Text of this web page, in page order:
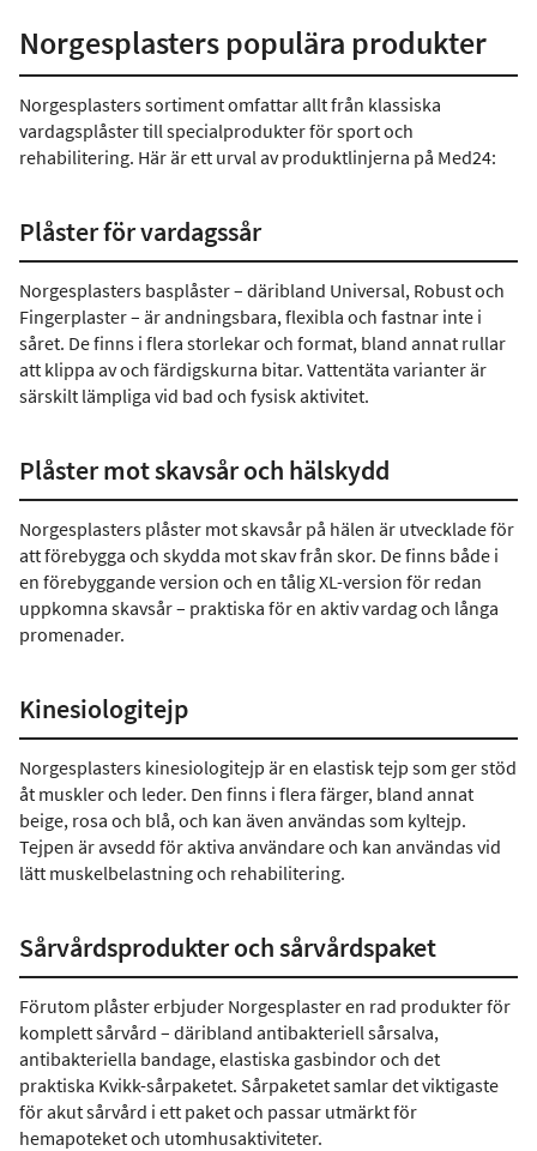
Norgesplasters populära produkter
Norgesplasters sortiment omfattar allt från klassiska
vardagsplåster till specialprodukter för sport och
rehabilitering. Här är ett urval av produktlinjerna på Med24:
Plåster för vardagssår
Norgesplasters basplåster – däribland Universal, Robust och
Fingerplaster – är andningsbara, flexibla och fastnar inte i
såret. De finns i flera storlekar och format, bland annat rullar
att klippa av och färdigskurna bitar. Vattentäta varianter är
särskilt lämpliga vid bad och fysisk aktivitet.
Plåster mot skavsår och hälskydd
Norgesplasters plåster mot skavsår på hälen är utvecklade för
att förebygga och skydda mot skav från skor. De finns både i
en förebyggande version och en tålig XL-version för redan
uppkomna skavsår – praktiska för en aktiv vardag och långa
promenader.
Kinesiologitejp
Norgesplasters kinesiologitejp är en elastisk tejp som ger stöd
åt muskler och leder. Den finns i flera färger, bland annat
beige, rosa och blå, och kan även användas som kyltejp.
Tejpen är avsedd för aktiva användare och kan användas vid
lätt muskelbelastning och rehabilitering.
Sårvårdsprodukter och sårvårdspaket
Förutom plåster erbjuder Norgesplaster en rad produkter för
komplett sårvård – däribland antibakteriell sårsalva,
antibakteriella bandage, elastiska gasbindor och det
praktiska Kvikk-sårpaketet. Sårpaketet samlar det viktigaste
för akut sårvård i ett paket och passar utmärkt för
hemapoteket och utomhusaktiviteter.